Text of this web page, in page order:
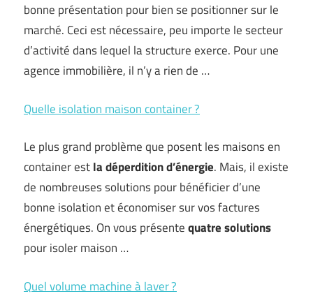
bonne présentation pour bien se positionner sur le
marché. Ceci est nécessaire, peu importe le secteur
d’activité dans lequel la structure exerce. Pour une
agence immobilière, il n’y a rien de …
Quelle isolation maison container ?
Le plus grand problème que posent les maisons en
container estla déperdition d’énergie. Mais, il existe
de nombreuses solutions pour bénéficier d’une
bonne isolation et économiser sur vos factures
énergétiques. On vous présentequatre solutions
pour isoler maison …
Quel volume machine à laver ?